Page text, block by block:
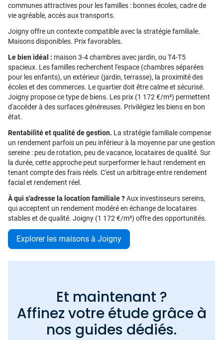
communes attractives pour les familles : bonnes écoles, cadre de
vie agréable, accès aux transports.
Joigny offre un contexte compatible avec la stratégie familiale.
Maisons disponibles. Prix favorables.
Le bien idéal : maison 3-4 chambres avec jardin, ou T4-T5
spacieux. Les familles recherchent l'espace (chambres séparées
pour les enfants), un extérieur (jardin, terrasse), la proximité des
écoles et des commerces. Le quartier doit être calme et sécurisé.
Joigny propose ce type de biens. Les prix (1 172 €/m²) permettent
d'accéder à des surfaces généreuses. Privilégiez les biens en bon
état.
Rentabilité et qualité de gestion. La stratégie familiale compense
un rendement parfois un peu inférieur à la moyenne par une gestion
sereine : peu de rotation, peu de vacance, locataires de qualité. Sur
la durée, cette approche peut surperformer le haut rendement en
tenant compte des frais réels. C'est un arbitrage entre rendement
facial et rendement réel.
À qui s'adresse la location familiale ?Aux investisseurs sereins,
qui acceptent un rendement modéré en échange de locataires
stables et de qualité. Joigny (1 172 €/m²) offre des opportunités.
Explorer les maisons à Joigny
Et maintenant ?
Affinez votre étude grâce à
nos guides dédiés.